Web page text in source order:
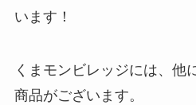
います！
くまモンビレッジには、他
商品がございます。